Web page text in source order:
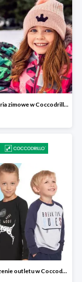
Akcesoria zimowe w Coccodrillo od 24,90 zł
Czyszczenie outletu w Coccodrillo do -70%